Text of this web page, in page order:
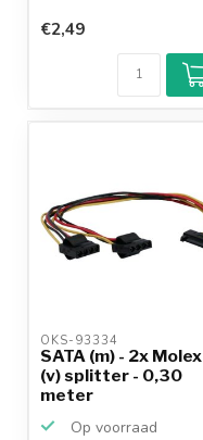
€2,49
OKS-93334
SATA (m) - 2x Molex
(v) splitter - 0,30
meter
Op voorraad